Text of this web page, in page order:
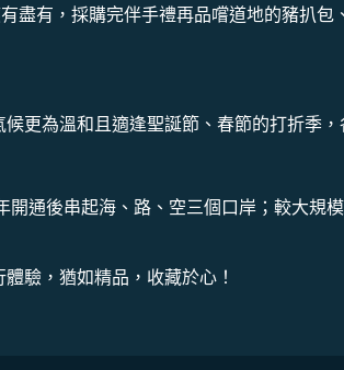
盡有，採購完伴手禮再品嚐道地的豬扒
更為溫和且適逢聖誕節、春節的打折季
通後串起海、路、空三個口岸；較大規
驗，猶如精品，收藏於心！